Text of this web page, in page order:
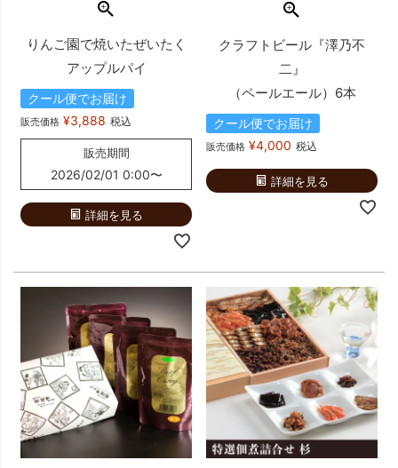
りんご園で焼いたぜいたく
アップルパイ
クール便でお届け
販売価格 ¥3,888 税込
販売期間
2026/02/01 0:00〜
詳細を見る
クラフトビール『澤乃不
二』
（ペールエール）6本
クール便でお届け
販売価格 ¥4,000 税込
詳細を見る